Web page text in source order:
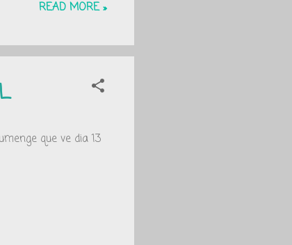
de 6 millones de
READ MORE »
que ve dia 13